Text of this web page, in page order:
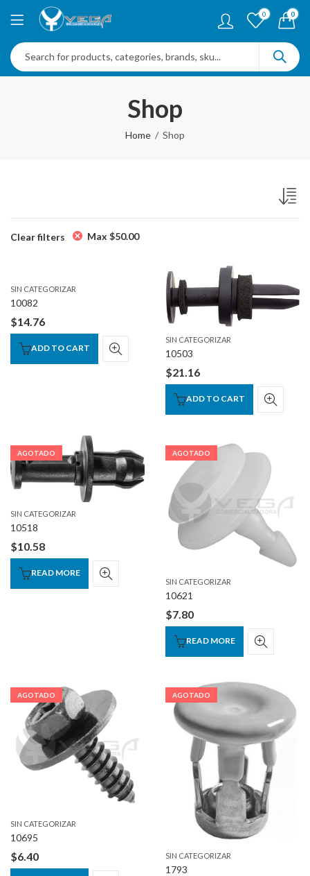
0 0
Shop
Home Shop
Clear filters Max $50.00
SIN CATEGORIZAR
10082
$14.76
ADD TO CART
SIN CATEGORIZAR
10503
$21.16
ADD TO CART
AGOTADO
SIN CATEGORIZAR
10518
$10.58
READ MORE
AGOTADO
SIN CATEGORIZAR
10621
$7.80
READ MORE
AGOTADO
SIN CATEGORIZAR
10695
$6.40
AGOTADO
SIN CATEGORIZAR
1793